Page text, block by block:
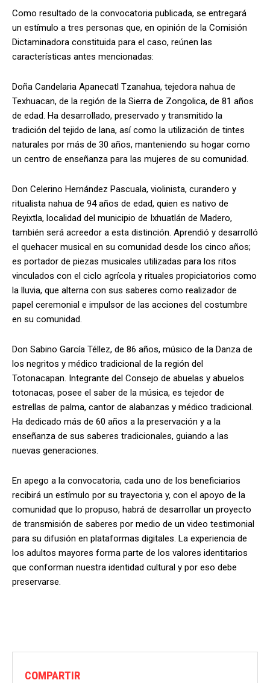
Como resultado de la convocatoria publicada, se entregará
un estímulo a tres personas que, en opinión de la Comisión
Dictaminadora constituida para el caso, reúnen las
características antes mencionadas:
Doña Candelaria Apanecatl Tzanahua, tejedora nahua de
Texhuacan, de la región de la Sierra de Zongolica, de 81 años
de edad. Ha desarrollado, preservado y transmitido la
tradición del tejido de lana, así como la utilización de tintes
naturales por más de 30 años, manteniendo su hogar como
un centro de enseñanza para las mujeres de su comunidad.
Don Celerino Hernández Pascuala, violinista, curandero y
ritualista nahua de 94 años de edad, quien es nativo de
Reyixtla, localidad del municipio de Ixhuatlán de Madero,
también será acreedor a esta distinción. Aprendió y desarrolló
el quehacer musical en su comunidad desde los cinco años;
es portador de piezas musicales utilizadas para los ritos
vinculados con el ciclo agrícola y rituales propiciatorios como
la lluvia, que alterna con sus saberes como realizador de
papel ceremonial e impulsor de las acciones del costumbre
en su comunidad.
Don Sabino García Téllez, de 86 años, músico de la Danza de
los negritos y médico tradicional de la región del
Totonacapan. Integrante del Consejo de abuelas y abuelos
totonacas, posee el saber de la música, es tejedor de
estrellas de palma, cantor de alabanzas y médico tradicional.
Ha dedicado más de 60 años a la preservación y a la
enseñanza de sus saberes tradicionales, guiando a las
nuevas generaciones.
En apego a la convocatoria, cada uno de los beneficiarios
recibirá un estímulo por su trayectoria y, con el apoyo de la
comunidad que lo propuso, habrá de desarrollar un proyecto
de transmisión de saberes por medio de un video testimonial
para su difusión en plataformas digitales. La experiencia de
los adultos mayores forma parte de los valores identitarios
que conforman nuestra identidad cultural y por eso debe
preservarse.
COMPARTIR